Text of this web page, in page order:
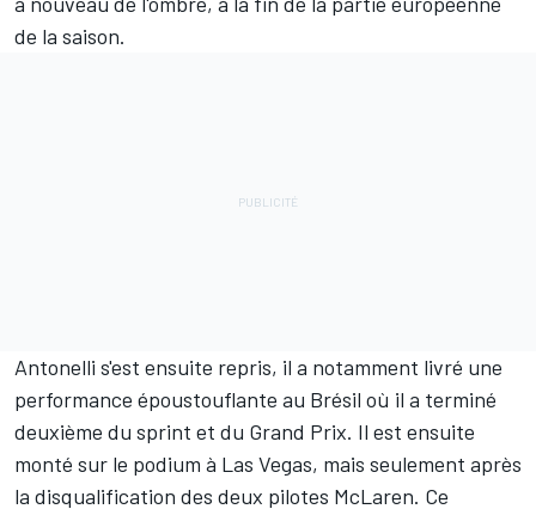
de la saison.
Antonelli s'est ensuite repris, il a notamment livré une
performance époustouflante au Brésil où il a terminé
deuxième du sprint et du Grand Prix. Il est ensuite
monté sur le podium à Las Vegas, mais seulement après
la disqualification des deux pilotes McLaren. Ce